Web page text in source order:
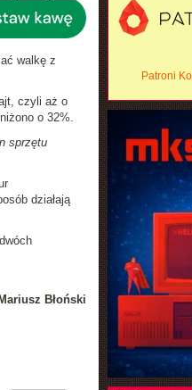
walkę z
czyli aż o
o 32%.
sprzętu
działają
Mariusz Błoński
Patroni